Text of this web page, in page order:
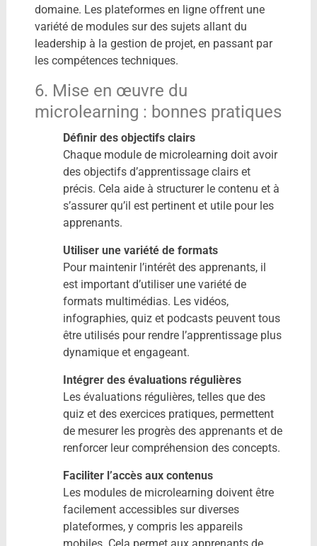
domaine. Les plateformes en ligne offrent une
variété de modules sur des sujets allant du
leadership à la gestion de projet, en passant par
les compétences techniques.
6. Mise en œuvre du
microlearning : bonnes pratiques
Définir des objectifs clairs
Chaque module de microlearning doit avoir
des objectifs d’apprentissage clairs et
précis. Cela aide à structurer le contenu et à
s’assurer qu’il est pertinent et utile pour les
apprenants.
Utiliser une variété de formats
Pour maintenir l’intérêt des apprenants, il
est important d’utiliser une variété de
formats multimédias. Les vidéos,
infographies, quiz et podcasts peuvent tous
être utilisés pour rendre l’apprentissage plus
dynamique et engageant.
Intégrer des évaluations régulières
Les évaluations régulières, telles que des
quiz et des exercices pratiques, permettent
de mesurer les progrès des apprenants et de
renforcer leur compréhension des concepts.
Faciliter l’accès aux contenus
Les modules de microlearning doivent être
facilement accessibles sur diverses
plateformes, y compris les appareils